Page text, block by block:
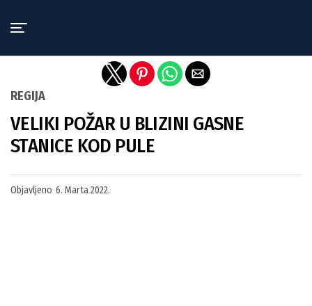
REGIJA
VELIKI POŽAR U BLIZINI GASNE
STANICE KOD PULE
Objavljeno 6. Marta 2022.